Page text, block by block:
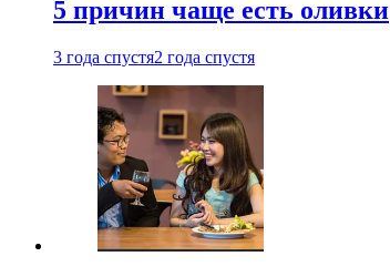
5 причин чаще есть оливки
3 года спустя2 года спустя